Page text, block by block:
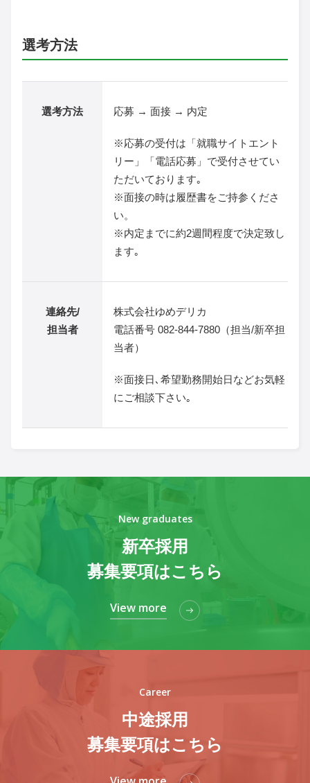
選考方法
選考方法 応募 → 面接 → 内定
※応募の受付は「就職サイトエント
リー」「電話応募」で受付させてい
ただいております｡
※面接の時は履歴書をご持参くださ
い。
※内定までに約2週間程度で決定致し
ます｡
連絡先/
担当者
株式会社ゆめデリカ
電話番号 082-844-7880（担当/新卒担
当者）
※面接日､希望勤務開始日などお気軽
にご相談下さい｡
New graduates
新卒採用
募集要項はこちら
View more
Career
中途採用
募集要項はこちら